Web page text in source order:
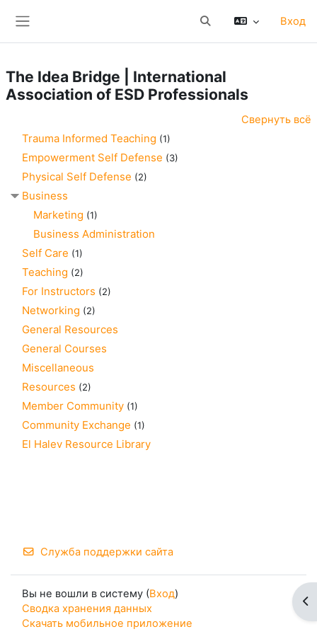
Изменить данныеВход
The Idea Bridge | International
Association of ESD Professionals
Свернуть всё
Trauma Informed Teaching (1)
Empowerment Self Defense (3)
Physical Self Defense (2)
Business
Marketing (1)
Business Administration
Self Care (1)
Teaching (2)
For Instructors (2)
Networking (2)
General Resources
General Courses
Miscellaneous
Resources (2)
Member Community (1)
Community Exchange (1)
El Halev Resource Library
Служба поддержки сайта
Вы не вошли в систему (Вход)
Сводка хранения данных
Скачать мобильное приложение